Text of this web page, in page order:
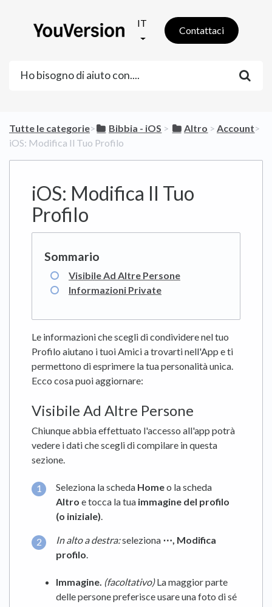
IT
Contattaci
Tutte le categorie​>​ ​Bibbia - iOS ​ > ​ ​Altro ​ > ​​Account​>​
iOS: Modifica Il Tuo Profilo
iOS: Modifica Il Tuo
Profilo
Visibile Ad Altre Persone
Informazioni Private
Le informazioni che scegli di condividere nel tuo
Profilo aiutano i tuoi Amici a trovarti nell'App e ti
permettono di esprimere la tua personalità unica.
Ecco cosa puoi aggiornare:
Visibile Ad Altre Persone
Chiunque abbia effettuato l'accesso all'app potrà
vedere i dati che scegli di compilare in questa
sezione.
Seleziona la scheda Homeo la scheda
Altro e tocca la tua immagine del profilo
(o iniziale).
In alto a destra:seleziona ⋯, Modifica
profilo.
Immagine. (facoltativo)La maggior parte
delle persone preferisce usare una foto di sé